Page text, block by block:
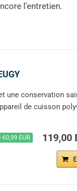
l’entretien.
une conservation
de cuisson
−60,99 EUR 119,00